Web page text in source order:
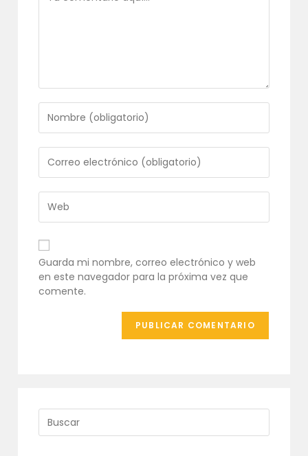
tu
nombre
o
nombre
de
usuario
para
comentar
tu
dirección
de
correo
electrónico
para
comentar
URL
de
tu
web
(opcional)
Guarda mi nombre, correo electrónico y web
en este navegador para la próxima vez que
comente.